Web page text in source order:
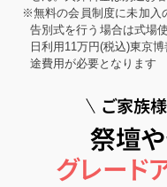
※無料の会員制度に未加入
告別式を行う場合は式場
日利用11万円(税込)東京
途費用が必要となります
ご家族
祭壇
グレード